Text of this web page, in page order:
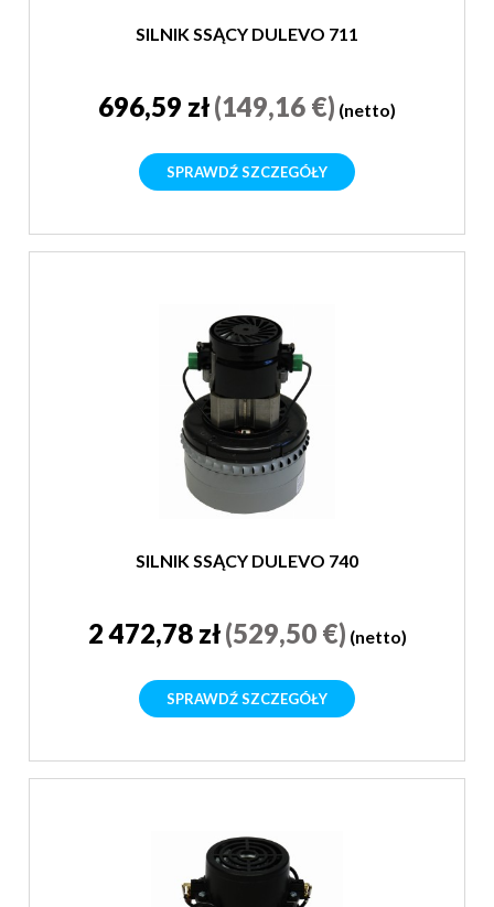
SILNIK SSĄCY DULEVO 711
696,59 zł(149,16 €) (netto)
SPRAWDŹ SZCZEGÓŁY
SILNIK SSĄCY DULEVO 740
2 472,78 zł(529,50 €) (netto)
SPRAWDŹ SZCZEGÓŁY